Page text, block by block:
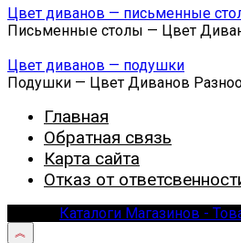
Цвет диванов — письменные
Письменные столы — Цвет
Цвет диванов — подушки
Подушки — Цвет Диванов
Главная
Обратная связь
Карта сайта
Отказ от
Каталоги Магазинов -